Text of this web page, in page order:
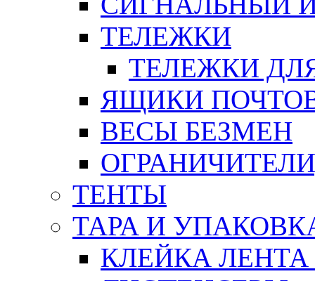
ТЕЛЕЖКИ
ТЕЛЕЖКИ
ЯЩИКИ
ВЕСЫ БЕЗМЕН
ТЕНТЫ
ТАРА И
КЛЕЙКА